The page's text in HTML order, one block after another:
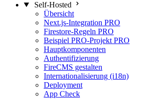
Self-Hosted
Übersicht
Next.js-Integration PRO
Firestore-Regeln PRO
Beispiel PRO-Projekt PRO
Hauptkomponenten
Authentifizierung
FireCMS gestalten
Internationalisierung (i18n)
Deployment
App Check